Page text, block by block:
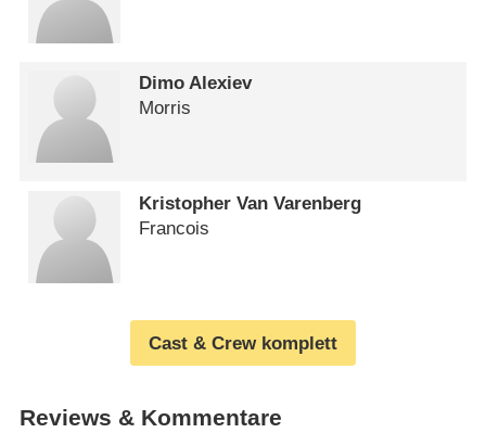
Dimo Alexiev
Morris
Kristopher Van Varenberg
Francois
Cast & Crew komplett
Reviews & Kommentare